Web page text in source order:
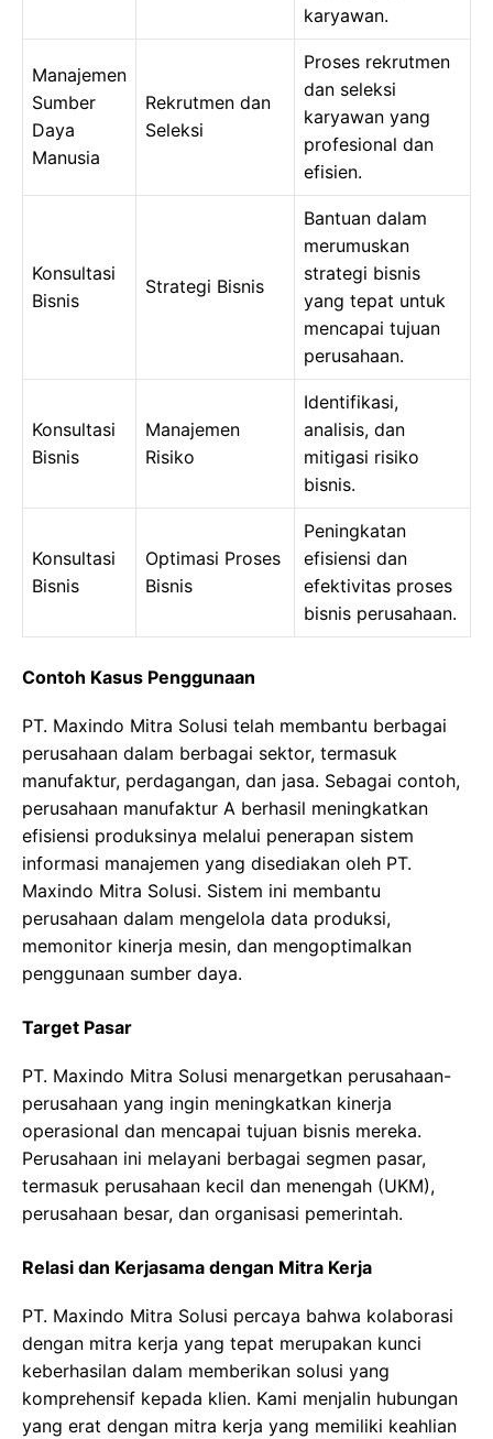
karyawan.
Manajemen
Sumber
Daya
Manusia
Rekrutmen dan
Seleksi
Proses rekrutmen
dan seleksi
karyawan yang
profesional dan
efisien.
Konsultasi
Bisnis
Strategi Bisnis
Bantuan dalam
merumuskan
strategi bisnis
yang tepat untuk
mencapai tujuan
perusahaan.
Konsultasi
Bisnis
Manajemen
Risiko
Identifikasi,
analisis, dan
mitigasi risiko
bisnis.
Konsultasi
Bisnis
Optimasi Proses
Bisnis
Peningkatan
efisiensi dan
efektivitas proses
bisnis perusahaan.
Contoh Kasus Penggunaan
PT. Maxindo Mitra Solusi telah membantu berbagai
perusahaan dalam berbagai sektor, termasuk
manufaktur, perdagangan, dan jasa. Sebagai contoh,
perusahaan manufaktur A berhasil meningkatkan
efisiensi produksinya melalui penerapan sistem
informasi manajemen yang disediakan oleh PT.
Maxindo Mitra Solusi. Sistem ini membantu
perusahaan dalam mengelola data produksi,
memonitor kinerja mesin, dan mengoptimalkan
penggunaan sumber daya.
Target Pasar
PT. Maxindo Mitra Solusi menargetkan perusahaan-
perusahaan yang ingin meningkatkan kinerja
operasional dan mencapai tujuan bisnis mereka.
Perusahaan ini melayani berbagai segmen pasar,
termasuk perusahaan kecil dan menengah (UKM),
perusahaan besar, dan organisasi pemerintah.
Relasi dan Kerjasama dengan Mitra Kerja
PT. Maxindo Mitra Solusi percaya bahwa kolaborasi
dengan mitra kerja yang tepat merupakan kunci
keberhasilan dalam memberikan solusi yang
komprehensif kepada klien. Kami menjalin hubungan
yang erat dengan mitra kerja yang memiliki keahlian